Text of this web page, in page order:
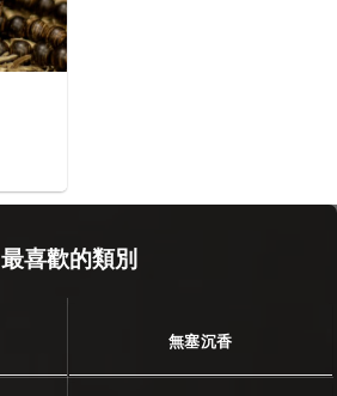
最喜歡的類別
無塞沉香